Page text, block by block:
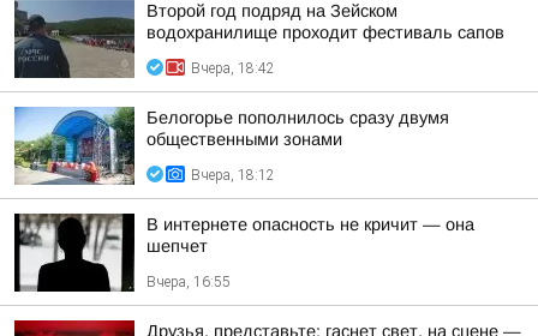
Второй год подряд на Зейском
водохранилище проходит фестиваль сапов
Вчера, 18:42
Белогорье пополнилось сразу двумя
общественными зонами
Вчера, 18:12
В интернете опасность не кричит — она
шепчет
Вчера, 16:55
Друзья, представьте: гаснет свет, на сцене —